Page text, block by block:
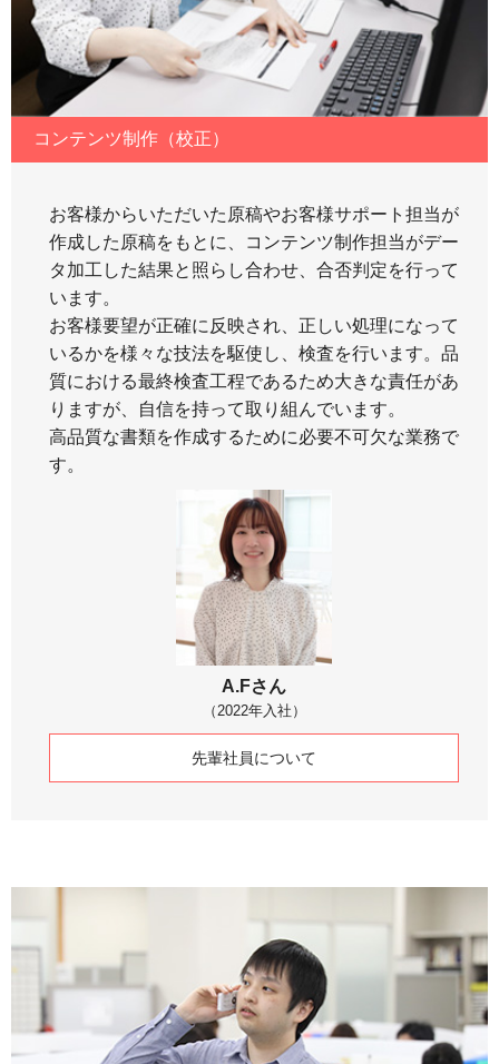
コンテンツ制作（校正）
お客様からいただいた原稿やお客様サポート担当が
作成した原稿をもとに、コンテンツ制作担当がデー
タ加工した結果と照らし合わせ、合否判定を行って
います。
お客様要望が正確に反映され、正しい処理になって
いるかを様々な技法を駆使し、検査を行います。品
質における最終検査工程であるため大きな責任があ
りますが、自信を持って取り組んでいます。
高品質な書類を作成するために必要不可欠な業務で
す。
A.Fさん
（2022年入社）
先輩社員について